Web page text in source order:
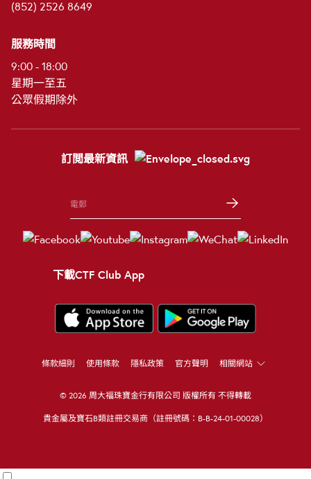
(852) 2526 8649
服務時間
9:00 - 18:00
星期一至五
公眾假期除外
訂閲最新資訊
下載CTF Club App
條款細則 使用條款 隱私政策 官方聲明 相關網站
© 2026 周大福珠寶金行有限公司 版權所有 不得轉載
貴金屬及寶石B類註冊交易商（註冊號碼：B-B-24-01-00028）